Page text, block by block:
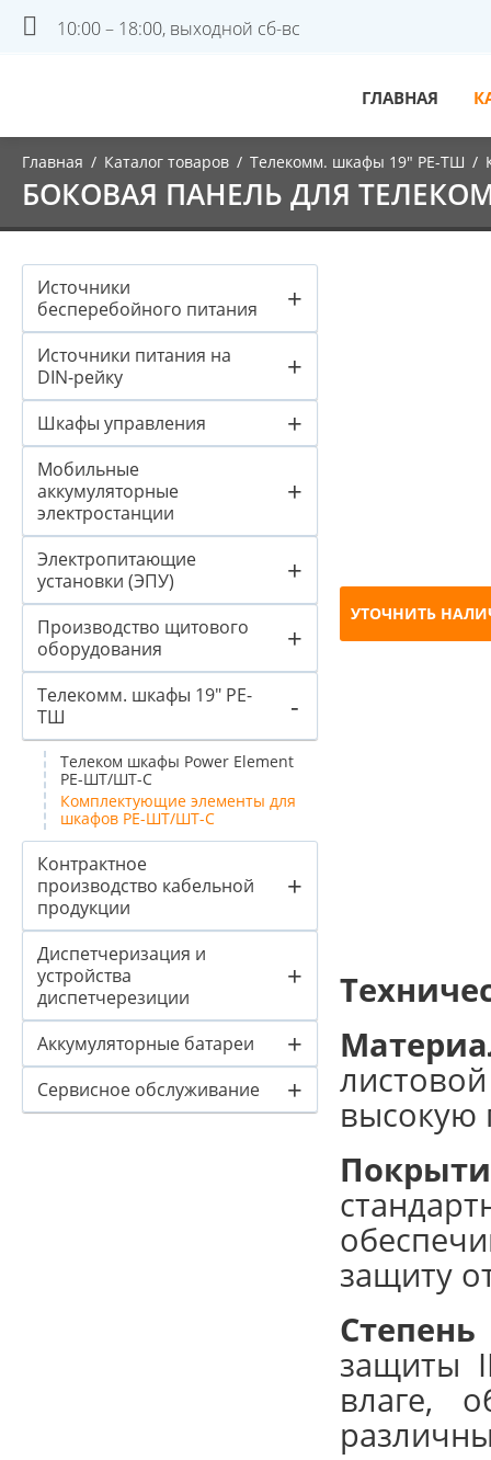
10:00 – 18:00, выходной сб-вс
ГЛАВНАЯ
Главная / Каталог товаров / Телекомм. шкафы 19" PE-ТШ /
БОКОВАЯ ПАНЕЛЬ ДЛЯ
Источники
бесперебойного питания
+
Источники питания на
DIN-рейку
+
Шкафы управления +
Мобильные
аккумуляторные
электростанции
+
Электропитающие
установки (ЭПУ)
+
Производство щитового
оборудования
+
Телекомм. шкафы 19" PE-
ТШ
-
Телеком шкафы Power Element
PE-ШТ/ШТ-С
Комплектующие элементы для
шкафов РЕ-ШТ/ШТ-С
Контрактное
производство кабельной
продукции
+
Диспетчеризация и
устройства
диспетчерезиции
+
Аккумуляторные батареи +
Сервисное обслуживание +
УТОЧНИТЬ
высокую
защиту
защиты
влаге,